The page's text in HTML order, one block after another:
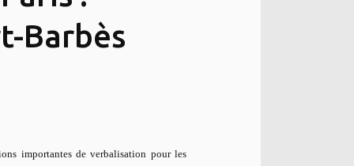
Barbès
importantes de verbalisation pour les